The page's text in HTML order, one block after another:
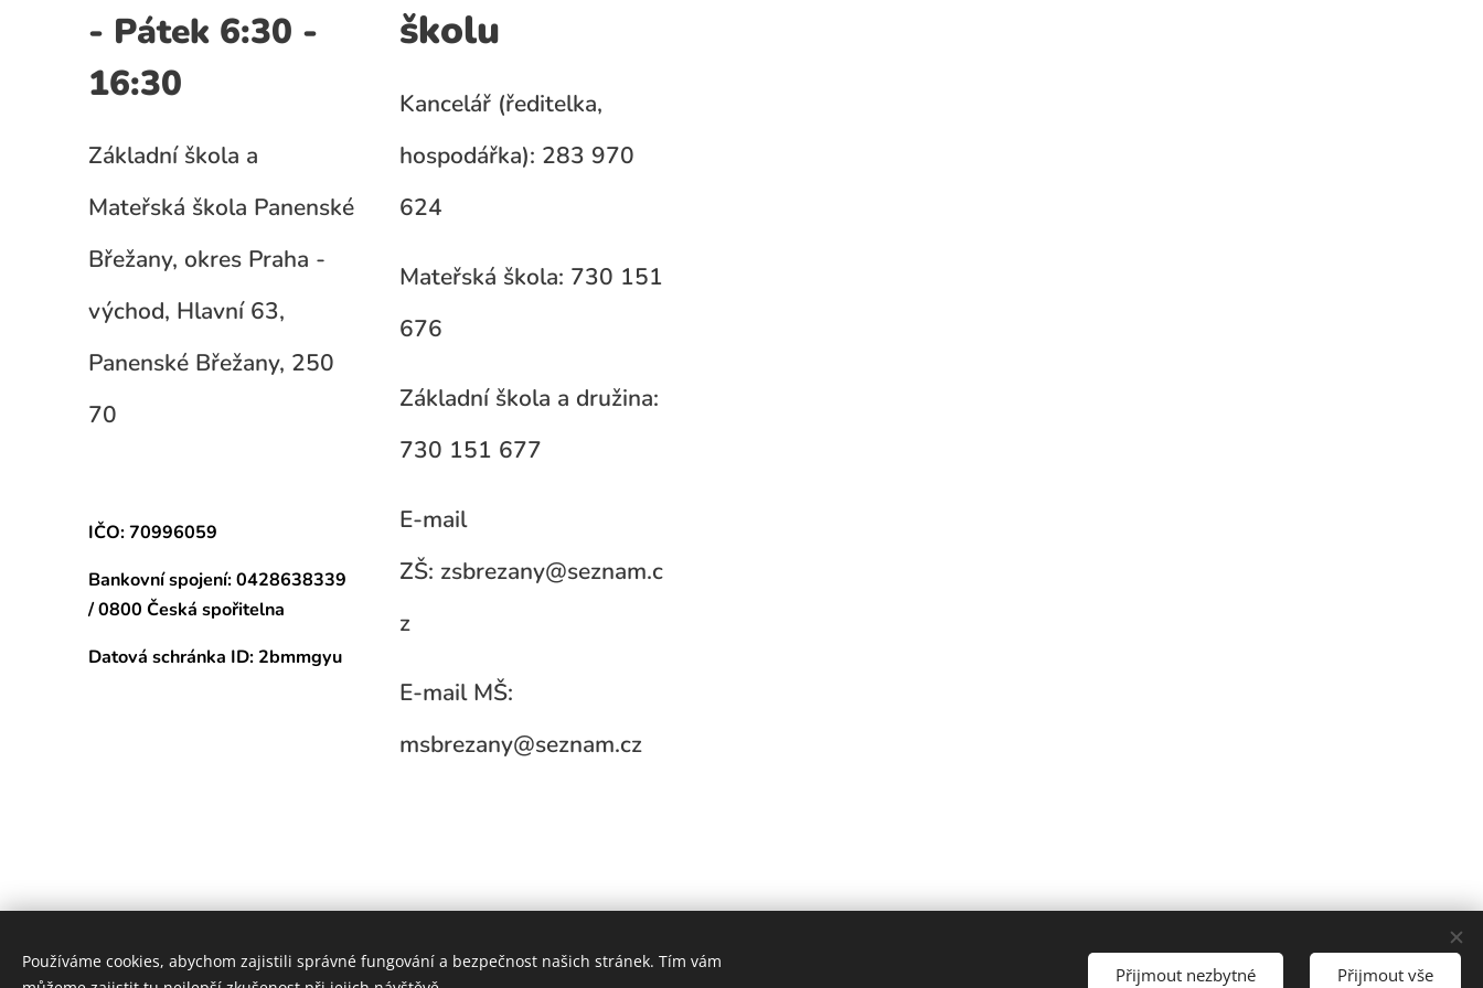
- Pátek 6:30 -
16:30
Základní škola a
Mateřská škola Panenské
Břežany, okres Praha -
východ, Hlavní 63,
Panenské Břežany, 250
70
IČO: 70996059
Bankovní spojení:0428638339
/ 0800 Česká spořitelna
Datová schránka ID: 2bmmgyu
školu
Kancelář (ředitelka,
hospodářka): 283 970
624
Mateřská škola: 730 151
676
Základní škola a družina:
730 151 677
E-mail
ZŠ: zsbrezany@seznam.c
z
E-mail MŠ:
msbrezany@seznam.cz
Vytvořeno službou
Používáme cookies, abychom zajistili správné fungování a bezpečnost našich stránek. Tím vám
Přijmout nezbytné Přijmout vše